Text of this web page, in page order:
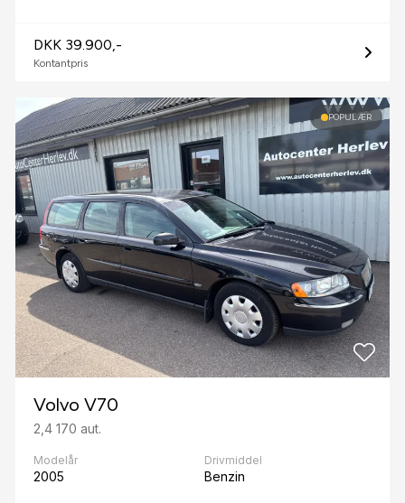
DKK 39.900,-
Kontantpris
POPULÆR
Volvo V70
2,4 170 aut.
Modelår
2005
Drivmiddel
Benzin